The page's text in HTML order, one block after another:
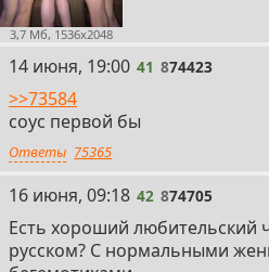
3,7 Мб, 1536x2048
41
14 июня, 19:00 41 874423
>>73584
соус первой бы
Ответы 75365
42
16 июня, 09:18 42 874705
Есть хороший любительский
русском? С нормальными